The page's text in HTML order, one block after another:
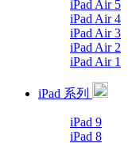
iPad Air 5
iPad Air 4
iPad Air 3
iPad Air 2
iPad Air 1
iPad 系列
iPad 9
iPad 8